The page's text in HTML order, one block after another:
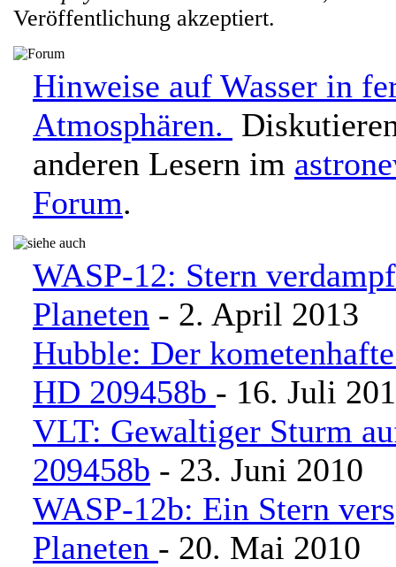
Veröffentlichung akzeptiert.
Hinweise auf Wasser in
Atmosphären.
anderen Lesern im
Forum.
WASP-12: Stern
Planeten - 2. April 2013
Hubble: Der
HD 209458b - 16. Juli
VLT: Gewaltiger Sturm
209458b - 23. Juni 2010
WASP-12b: Ein Stern
Planeten - 20. Mai 2010